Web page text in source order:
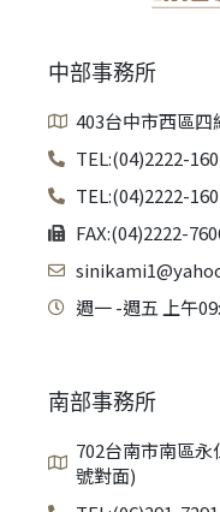
中部事務所
403台中市西區四
TEL:(04)2222-
TEL:(04)2222-
FAX:(04)2222-
週一 -週五 上午
南部事務所
702台南市南區
號對面)